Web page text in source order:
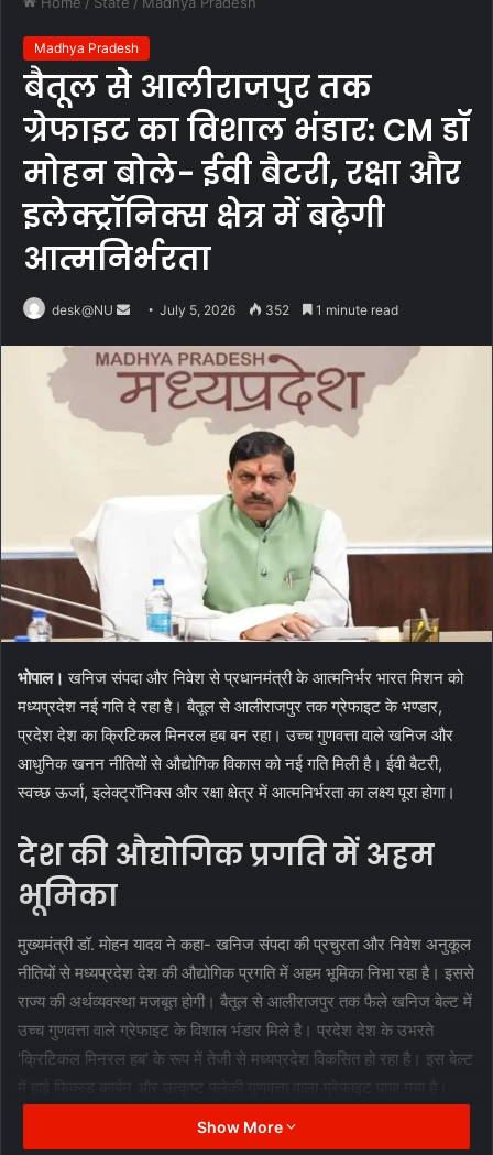
Madhya Pradesh
बैतूल से आलीराजपुर तक
ग्रेफाइट का विशाल भंडार: CM डॉ
मोहन बोले- ईवी बैटरी, रक्षा और
इलेक्ट्रॉनिक्स क्षेत्र में बढ़ेगी
आत्मनिर्भरता
desk@NU
Send
email
July 5, 2026 352 1 minute read
भोपाल। खनिज संपदा और निवेश से प्रधानमंत्री के आत्मनिर्भर भारत मिशन को
मध्यप्रदेश नई गति दे रहा है। बैतूल से आलीराजपुर तक ग्रेफाइट के भण्डार,
प्रदेश देश का क्रिटिकल मिनरल हब बन रहा। उच्च गुणवत्ता वाले खनिज और
आधुनिक खनन नीतियों से औद्योगिक विकास को नई गति मिली है। ईवी बैटरी,
स्वच्छ ऊर्जा, इलेक्ट्रॉनिक्स और रक्षा क्षेत्र में आत्मनिर्भरता का लक्ष्य पूरा होगा।
देश की औद्योगिक प्रगति में अहम
भूमिका
मुख्यमंत्री डॉ. मोहन यादव ने कहा- खनिज संपदा की प्रचुरता और निवेश अनुकूल
नीतियों से मध्यप्रदेश देश की औद्योगिक प्रगति में अहम भूमिका निभा रहा है। इससे
राज्य की अर्थव्यवस्था मजबूत होगी। बैतूल से आलीराजपुर तक फैले खनिज बेल्ट में
उच्च गुणवत्ता वाले ग्रेफाइट के विशाल भंडार मिले है। प्रदेश देश के उभरते
‘क्रिटिकल मिनरल हब’ के रूप में तेजी से मध्यप्रदेश विकसित हो रहा है। इस बेल्ट
भविष्य की हरित अर्थव्यवस्था का प्रमुख केंद्र
Show More